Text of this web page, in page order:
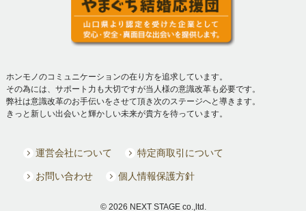
ホンモノのコミュニケーションの在り方を追求しています。
その為には、サポート力も大切ですが当人様の意識改革も必要です。
弊社は意識改革のお手伝いをさせて頂き次のステージへと導きます。
きっと新しい出会いと輝かしい未来が貴方を待っています。
運営会社について 特定商取引について
お問い合わせ 個人情報保護方針
© 2026 NEXT STAGE co.,ltd.